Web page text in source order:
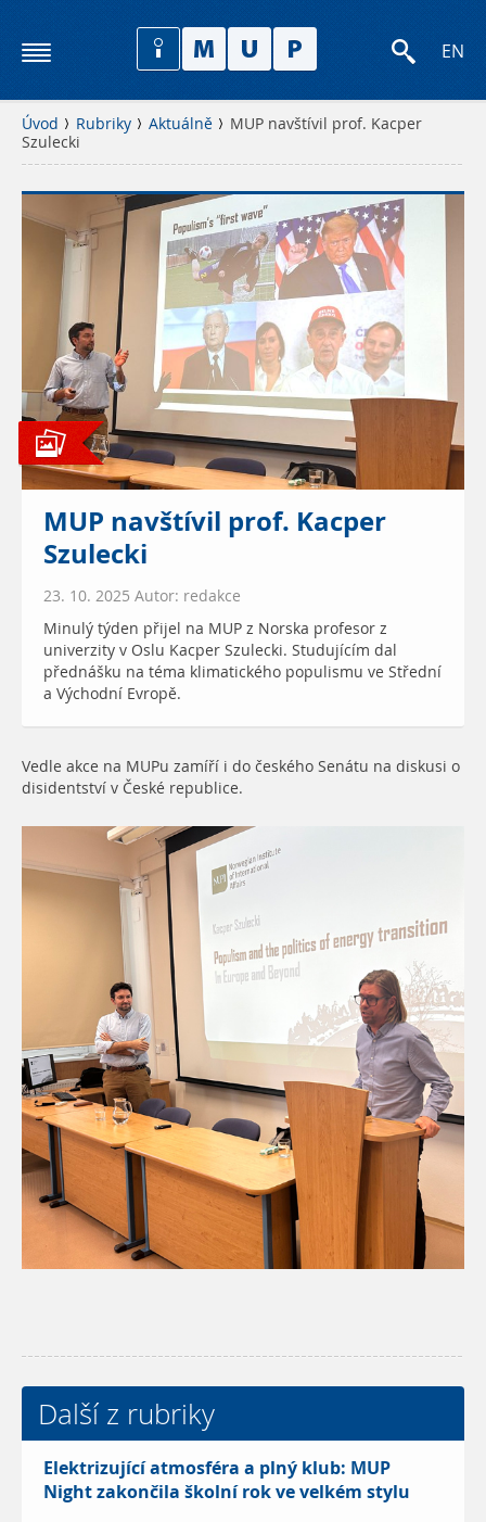
EN
Úvod Rubriky Aktuálně
MUP navštívil prof. Kacper
Szulecki
MUP navštívil prof. Kacper
Szulecki
23. 10. 2025 Autor: redakce
Minulý týden přijel na MUP z Norska profesor z
univerzity v Oslu Kacper Szulecki. Studujícím dal
přednášku na téma klimatického populismu ve Střední
a Východní Evropě.
Vedle akce na MUPu zamíří i do českého Senátu na diskusi o
disidentství v České republice.
Další z rubriky
Elektrizující atmosféra a plný klub: MUP
Night zakončila školní rok ve velkém stylu